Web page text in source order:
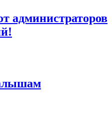
администраторов